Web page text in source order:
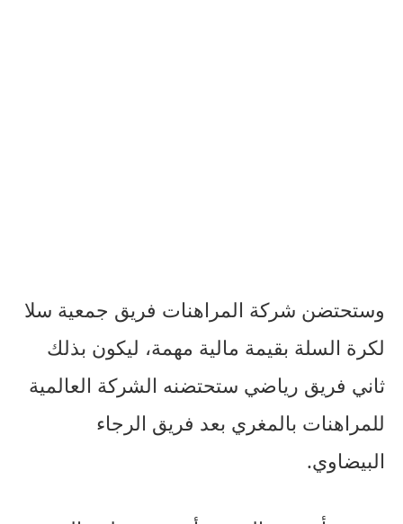
وستحتضن شركة المراهنات فريق جمعية سلا
لكرة السلة بقيمة مالية مهمة، ليكون بذلك
ثاني فريق رياضي ستحتضنه الشركة العالمية
للمراهنات بالمغري بعد فريق الرجاء
البيضاوي.